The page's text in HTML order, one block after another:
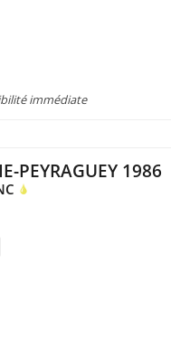
immédiate
PEYRAGUEY 1986